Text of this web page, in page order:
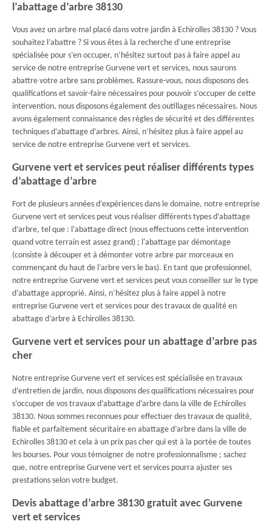
l’abattage d’arbre 38130
Vous avez un arbre mal placé dans votre jardin à Echirolles 38130 ? Vous
souhaitez l’abattre ? Si vous êtes à la recherche d’une entreprise
spécialisée pour s’en occuper, n’hésitez surtout pas à faire appel au
service de notre entreprise Gurvene vert et services, nous saurons
abattre votre arbre sans problèmes. Rassure-vous, nous disposons des
qualifications et savoir-faire nécessaires pour pouvoir s’occuper de cette
intervention, nous disposons également des outillages nécessaires. Nous
avons également connaissance des règles de sécurité et des différentes
techniques d’abattage d’arbres. Ainsi, n’hésitez plus à faire appel au
service de notre entreprise Gurvene vert et services.
Gurvene vert et services peut réaliser différents types
d’abattage d’arbre
Fort de plusieurs années d’expériences dans le domaine, notre entreprise
Gurvene vert et services peut vous réaliser différents types d’abattage
d’arbre, tel que : l'abattage direct (nous effectuons cette intervention
quand votre terrain est assez grand) ; l'abattage par démontage
(consiste à découper et à démonter votre arbre par morceaux en
commençant du haut de l’arbre vers le bas). En tant que professionnel,
notre entreprise Gurvene vert et services peut vous conseiller sur le type
d’abattage approprié. Ainsi, n’hésitez plus à faire appel à notre
entreprise Gurvene vert et services pour des travaux de qualité en
abattage d’arbre à Echirolles 38130.
Gurvene vert et services pour un abattage d’arbre pas
cher
Notre entreprise Gurvene vert et services est spécialisée en travaux
d’entretien de jardin, nous disposons des qualifications nécessaires pour
s’occuper de vos travaux d’abattage d’arbre dans la ville de Echirolles
38130. Nous sommes reconnues pour effectuer des travaux de qualité,
fiable et parfaitement sécuritaire en abattage d’arbre dans la ville de
Echirolles 38130 et cela à un prix pas cher qui est à la portée de toutes
les bourses. Pour vous témoigner de notre professionnalisme ; sachez
que, notre entreprise Gurvene vert et services pourra ajuster ses
prestations selon votre budget.
Devis abattage d’arbre 38130 gratuit avec Gurvene
vert et services